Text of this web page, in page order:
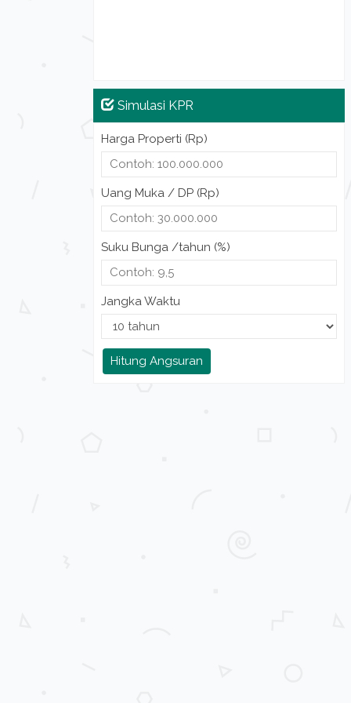
Simulasi KPR
Harga Properti (Rp)
Uang Muka / DP (Rp)
Suku Bunga /tahun (%)
Jangka Waktu
Hitung Angsuran